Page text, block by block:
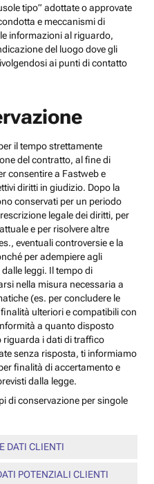
tipo” adottate o approvate
e meccanismi di
informazioni al riguardo,
del luogo dove gli
ai punti di contatto
il tempo strettamente
del contratto, al fine di
consentire a Fastweb e
diritti in giudizio. Dopo la
conservati per un periodo
legale dei diritti, per
e per risolvere altre
eventuali controversie e la
per adempiere agli
leggi. Il tempo di
nella misura necessaria a
(es. per concludere le
ulteriori e compatibili con
a quanto disposto
riguarda i dati di traffico
senza risposta, ti informiamo
finalità di accertamento e
dalla legge.
di conservazione per singole
DATI CLIENTI
POTENZIALI CLIENTI